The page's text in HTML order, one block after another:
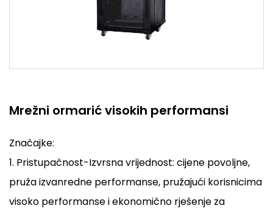
Mrežni ormarić visokih performansi
Značajke:
1. Pristupačnost-Izvrsna vrijednost: cijene povoljne,
pruža izvanredne performanse, pružajući korisnicima
visoko performanse i ekonomično rješenje za